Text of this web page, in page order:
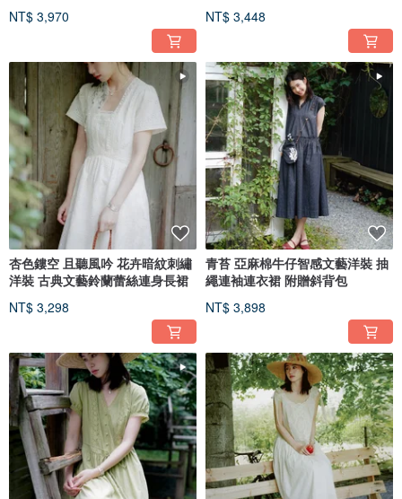
NT$ 3,970
NT$ 3,448
杏色鏤空 且聽風吟 花卉暗紋刺繡
洋裝 古典文藝鈴蘭蕾絲連身長裙
NT$ 3,298
青苔 亞麻棉牛仔智感文藝洋裝 抽
繩連袖連衣裙 附贈斜背包
NT$ 3,898